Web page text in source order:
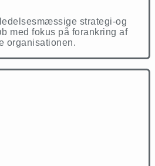
strategi-og
med fokus på forankring af
organisationen.